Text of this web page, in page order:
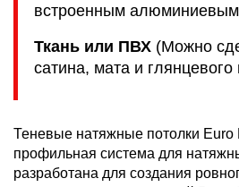
встроенным алюминиевым
Ткань или ПВХ(Можно
сатина, мата и глянцевого
Теневые натяжные потолки Euro
профильная система для
разработана для создания